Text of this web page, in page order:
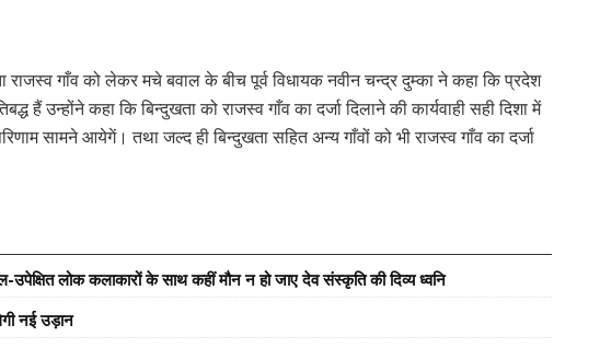
गाँव को लेकर मचे बवाल के बीच पूर्व विधायक नवीन चन्द्र दुम्का ने कहा कि प्रदेश
हैं उन्होंने कहा कि बिन्दुखता को राजस्व गाँव का दर्जा दिलाने की कार्यवाही सही दिशा में
सामने आयेगें। तथा जल्द ही बिन्दुखता सहित अन्य गाँवों को भी राजस्व गाँव का दर्जा
लोक कलाकारों के साथ कहीं मौन न हो जाए देव संस्कृति की दिव्य ध्वनि
नई उड़ान